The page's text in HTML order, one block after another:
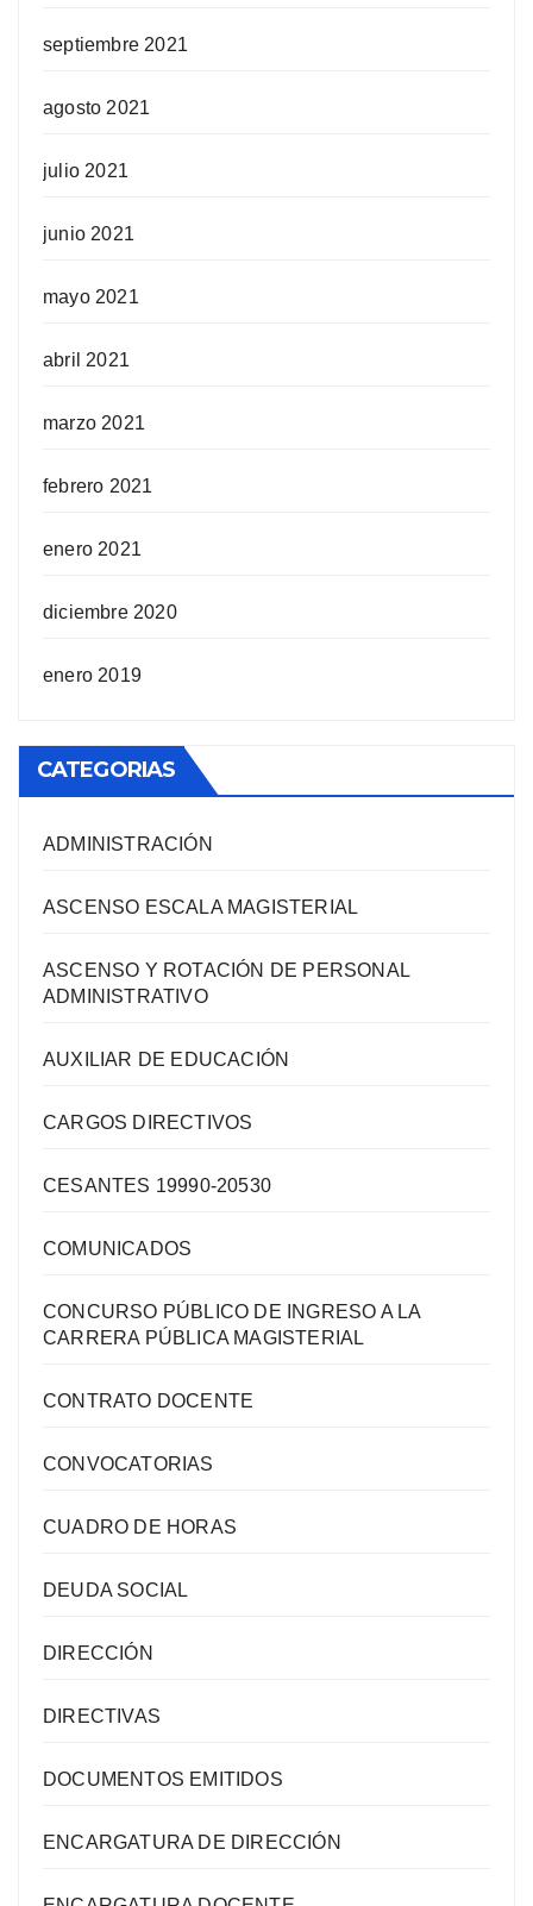
septiembre 2021
agosto 2021
julio 2021
junio 2021
mayo 2021
abril 2021
marzo 2021
febrero 2021
enero 2021
diciembre 2020
enero 2019
CATEGORIAS
ADMINISTRACIÓN
ASCENSO ESCALA MAGISTERIAL
ASCENSO Y ROTACIÓN DE PERSONAL
ADMINISTRATIVO
AUXILIAR DE EDUCACIÓN
CARGOS DIRECTIVOS
CESANTES 19990-20530
COMUNICADOS
CONCURSO PÚBLICO DE INGRESO A LA
CARRERA PÚBLICA MAGISTERIAL
CONTRATO DOCENTE
CONVOCATORIAS
CUADRO DE HORAS
DEUDA SOCIAL
DIRECCIÓN
DIRECTIVAS
DOCUMENTOS EMITIDOS
ENCARGATURA DE DIRECCIÓN